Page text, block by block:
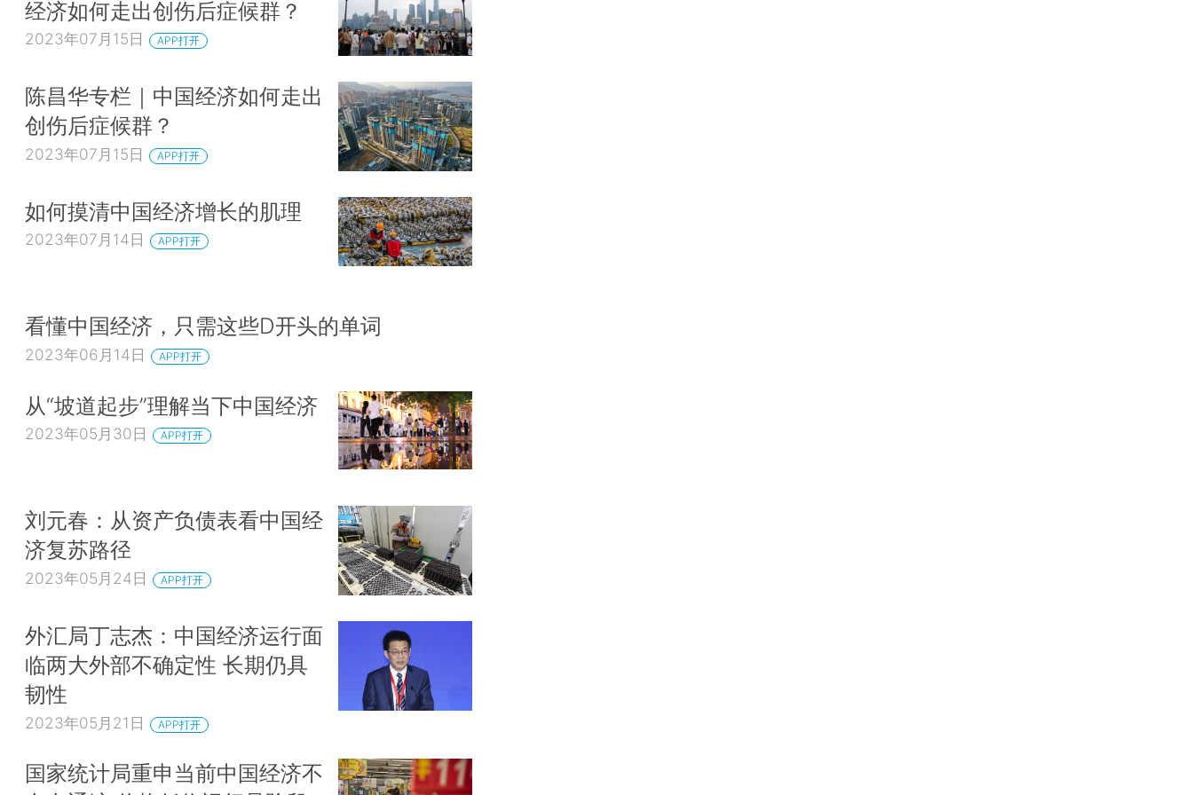
经济如何走出创伤后症候群？
2023年07月15日 APP打开
陈昌华专栏｜中国经济如何走出
创伤后症候群？
2023年07月15日 APP打开
如何摸清中国经济增长的肌理
2023年07月14日 APP打开
看懂中国经济，只需这些D开头的单词
2023年06月14日 APP打开
从“坡道起步”理解当下中国经济
2023年05月30日 APP打开
刘元春：从资产负债表看中国经
济复苏路径
2023年05月24日 APP打开
外汇局丁志杰：中国经济运行面
临两大外部不确定性 长期仍具
韧性
2023年05月21日 APP打开
国家统计局重申当前中国经济不